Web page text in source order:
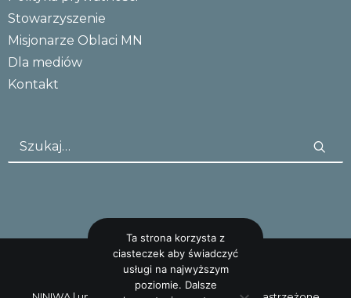
Stowarzyszenie
Misjonarze Oblaci MN
Dla mediów
Kontakt
Ta strona korzysta z
ciasteczek aby świadczyć
usługi na najwyższym
poziomie. Dalsze